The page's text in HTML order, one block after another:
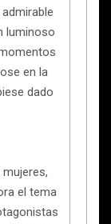
luminoso
en la
dado
el tema